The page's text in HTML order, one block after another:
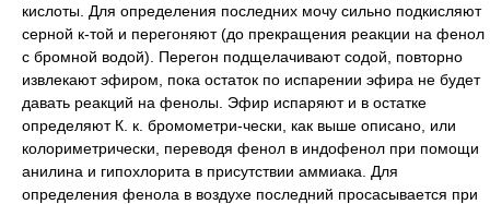
кислоты. Для определения последних мочу сильно подкисляют
серной к-той и перегоняют (до прекращения реакции на фенол
с бромной водой). Перегон подщелачивают содой, повторно
извлекают эфиром, пока остаток по испарении эфира не будет
давать реакций на фенолы. Эфир испаряют и в остатке
определяют К. к. бромометри-чески, как выше описано, или
колориметрически, переводя фенол в индофенол при помощи
анилина и гипохлорита в присутствии аммиака. Для
определения фенола в воздухе последний просасывается при